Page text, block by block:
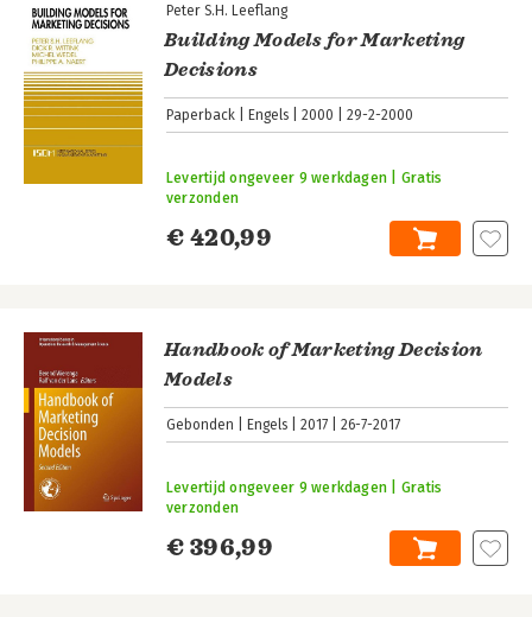
Peter S.H. Leeflang
Building Models for Marketing
Decisions
Paperback Engels 2000 29-2-2000
€ 420,99
Levertijd ongeveer 9 werkdagen | Gratis
verzonden
Handbook of Marketing Decision
Models
Gebonden Engels 2017 26-7-2017
€ 396,99
Levertijd ongeveer 9 werkdagen | Gratis
verzonden